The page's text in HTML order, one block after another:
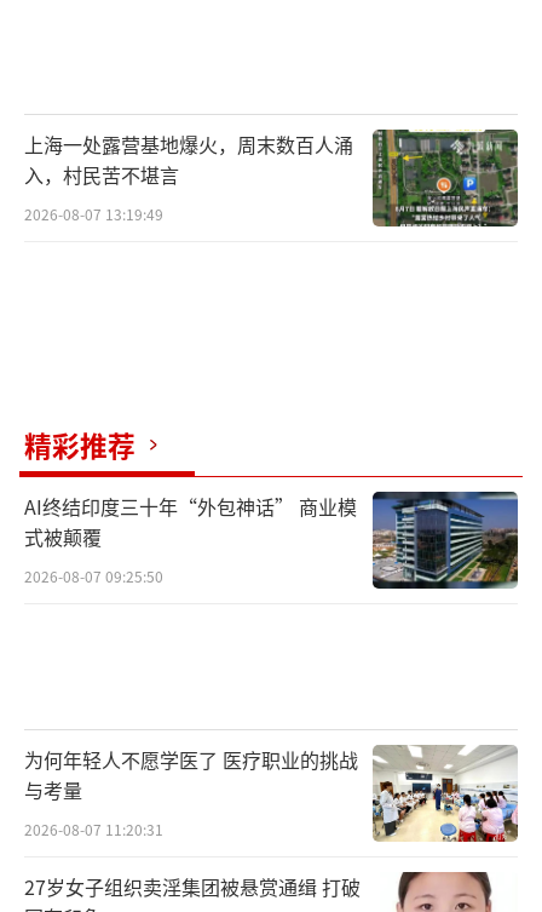
上海一处露营基地爆火，周末数百人涌
入，村民苦不堪言
2026-08-07 13:19:49
精彩推荐
AI终结印度三十年“外包神话” 商业模
式被颠覆
2026-08-07 09:25:50
为何年轻人不愿学医了 医疗职业的挑战
与考量
2026-08-07 11:20:31
27岁女子组织卖淫集团被悬赏通缉 打破